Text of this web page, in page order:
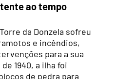
ao tempo
da Donzela sofreu
e incêndios,
para a sua
1940, a ilha foi
de pedra para